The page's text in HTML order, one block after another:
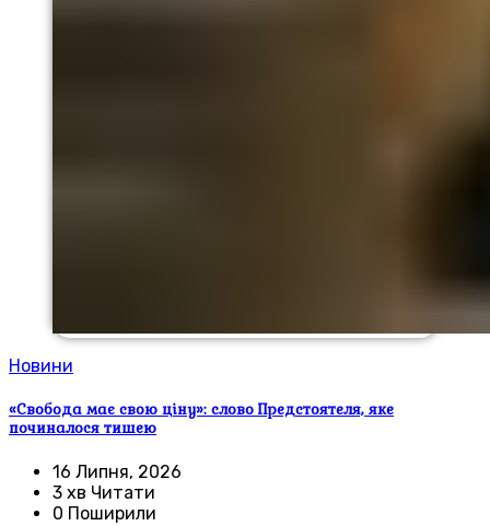
Новини
«Свобода має свою ціну»: слово Предстоятеля, яке
починалося тишею
16 Липня, 2026
3 хв Читати
0 Поширили